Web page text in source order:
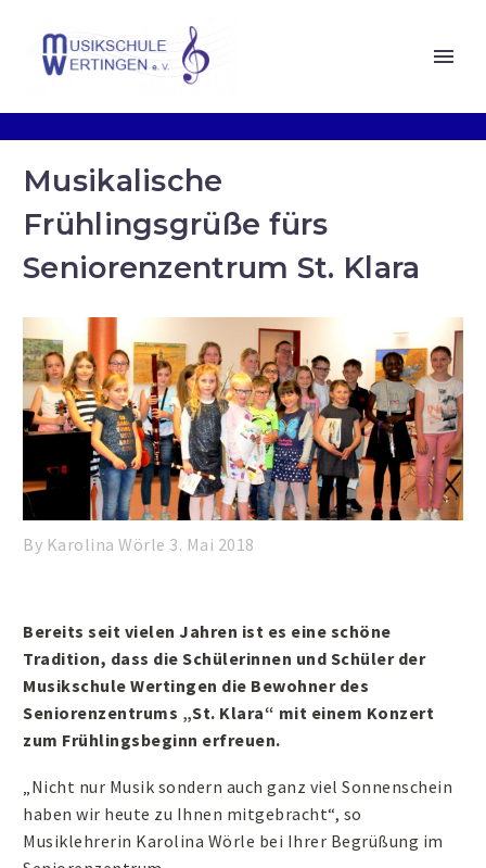
Musikalische
Frühlingsgrüße fürs
Seniorenzentrum St. Klara
By Karolina Wörle 3. Mai 2018
Bereits seit vielen Jahren ist es eine schöne
Tradition, dass die Schülerinnen und Schüler der
Musikschule Wertingen die Bewohner des
Seniorenzentrums „St. Klara“ mit einem Konzert
zum Frühlingsbeginn erfreuen.
„Nicht nur Musik sondern auch ganz viel Sonnenschein
haben wir heute zu Ihnen mitgebracht“, so
Musiklehrerin Karolina Wörle bei Ihrer Begrüßung im